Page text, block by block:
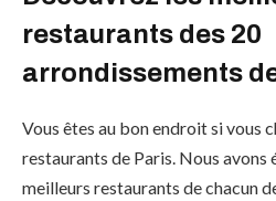
restaurants des 20
arrondissements
Vous êtes au bon endroit si vous
restaurants de Paris. Nous avons
meilleurs restaurants de chacun